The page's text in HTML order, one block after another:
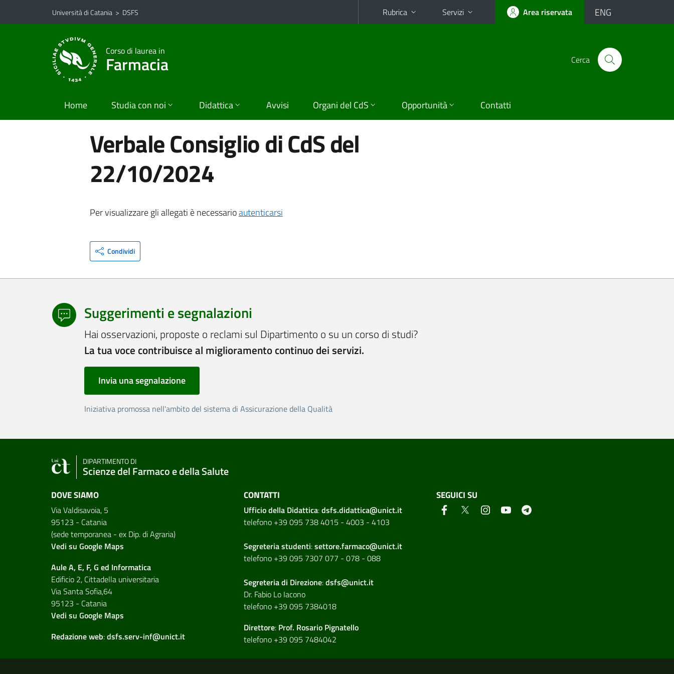
Vai al contenuto principale
Vai al menu di navigazione
Università di Catania > DSFS Rubrica Servizi Area riservata ENG
Corso di laurea in
Farmacia Cerca
Home Studia con noi Didattica Avvisi Organi del CdS Opportunità Contatti
Verbale Consiglio di CdS del
22/10/2024
Per visualizzare gli allegati è necessarioautenticarsi
Condividi
Suggerimenti e segnalazioni
Hai osservazioni, proposte o reclami sul Dipartimento o su un corso di studi?
La tua voce contribuisce al miglioramento continuo dei servizi.
Invia una segnalazione
Iniziativa promossa nell'ambito del sistema di Assicurazione della Qualità
DIPARTIMENTO DI
Scienze del Farmaco e della Salute
DOVE SIAMO
Via Valdisavoia, 5
95123 - Catania
(sede temporanea - ex Dip. di Agraria)
Vedi su Google Maps
Aule A, E, F, G ed Informatica
Edificio 2, Cittadella universitaria
Via Santa Sofia,64
95123 - Catania
Vedi su Google Maps
Redazione web:dsfs.serv-inf@unict.it
CONTATTI
Ufficio della Didattica:dsfs.didattica@unict.it
telefono +39 095 738 4015 - 4003 - 4103
Segreteria studenti:settore.farmaco@unict.it
telefono +39 095 7307 077 - 078 - 088
Segreteria di Direzione:dsfs@unict.it
Dr. Fabio Lo Iacono
telefono +39 095 7384018
Direttore: Prof. Rosario Pignatello
telefono +39 095 7484042
SEGUICI SU